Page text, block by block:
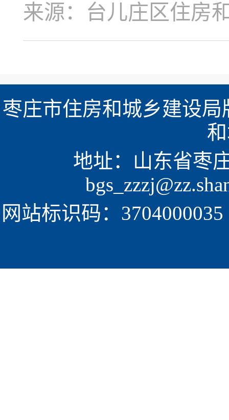
来源：台儿庄区住房
枣庄市住房和城乡建设
地址：山东省枣
网站标识码：